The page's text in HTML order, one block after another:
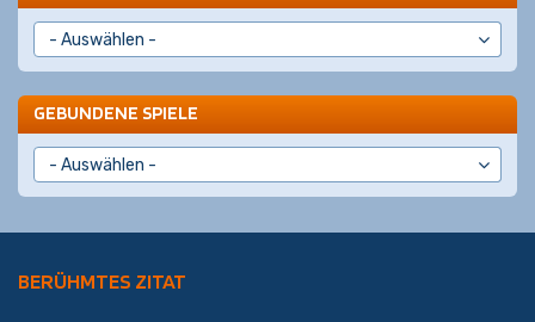
GEBUNDENE SPIELE
BERÜHMTES ZITAT